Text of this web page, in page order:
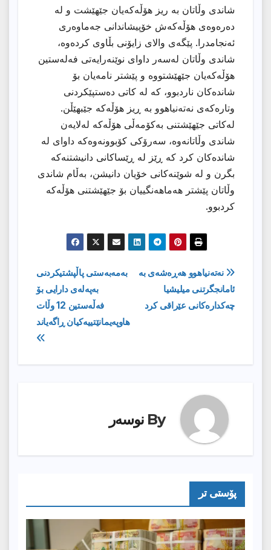
شاندی وڵاتان بە ریز هۆڵەكەیان جێهێشت و لە
دەرەوەی هۆڵەكەش خۆپیشاندانی جەماوەری
ئەنجامدرا. پێگەی والای زایۆنی بڵاوی كردەوە،
شاندی وڵاتان لەسەر داوای نوێنەرایەتی فەلەستین
هۆڵەكەیان جێهێشتووە و پێشتر نامەیان بۆ
شاندەكان ناردبوو، كە لە كاتی دەستپێكردنی
وتارەكەی نەتەنیاهوو بە ڕیز هۆڵەكە جێبهێڵن.
لەكاتی جێهێشتنی بەكۆمەڵی هۆڵەكە لەلایەن
شاندی وڵاتانەوە، سەرۆكی كۆبوونەوەكە داوای لە
شاندەكان كرد كە ڕێز لە ڕێساكانی دانیشتنەكە
بگرن و لە شوێنەكانی خۆیان دانیشن، بەڵام شاندی
وڵاتان پێشتر هەماهەنگییان بۆ جێهێشتنی هۆڵەكە
كردبوو.
ڕێدۆزیی
بابەت
بەمەبەستى پاڵپشتیكردنی
بەپەلەی دارایی بۆ
فەڵەستین 12 وڵات
هاوپەیمانێتییەكیان ڕاگەیاند
نەتەنیاهوو هەڕەشەی بە
ئامانجگرتنی میلیشیا
چەكدارەكانی عێراقی كرد
By نوسەر
پۆستى تر